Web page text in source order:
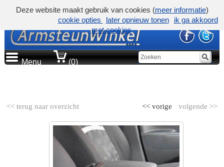
Menu (0)
<< terug naar overzicht volgende >>
<< vorige
Deze website maakt gebruik van cookies (meer informatie)
cookie opties
later opnieuw tonen
ik ga akkoord
met cookies